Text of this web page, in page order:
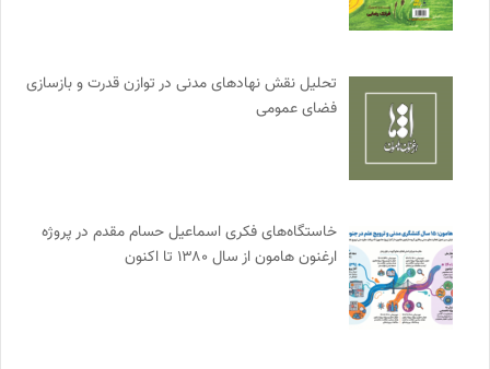
تحلیل نقش نهادهای مدنی در توازن قدرت و بازسازی
فضای عمومی
خاستگاه‌های فکری اسماعیل حسام مقدم در پروژه
ارغنون هامون از سال ۱۳۸۰ تا اکنون